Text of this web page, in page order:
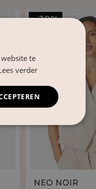
NEO NOIR
- 30%
te
verder